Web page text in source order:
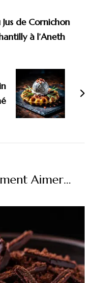
Jus de Cornichon
à l’Aneth
Aimer...